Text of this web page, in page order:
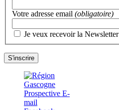
Votre adresse email (obligatoire)
Je veux recevoir la Newsletter